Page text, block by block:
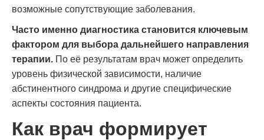
возможные сопутствующие заболевания.
Часто именно диагностика становится ключевым
фактором для выбора дальнейшего направления
терапии. По её результатам врач может определить
уровень физической зависимости, наличие
абстинентного синдрома и другие специфические
аспекты состояния пациента.
Как врач формирует